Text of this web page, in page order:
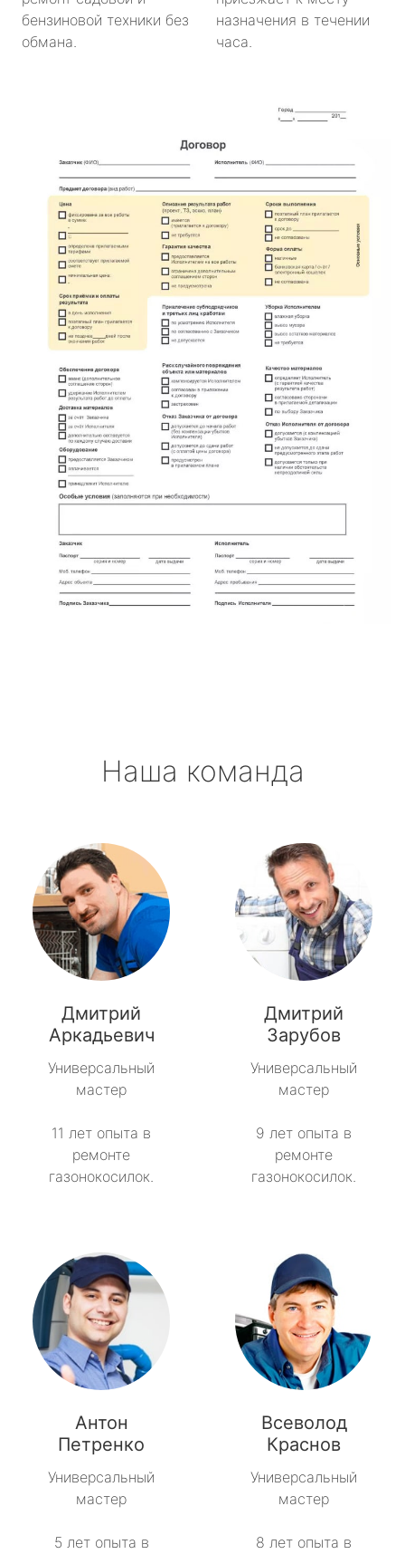
бензиновой техники без
обмана.
назначения в течении
часа.
Наша команда
Дмитрий
Аркадьевич
Универсальный
мастер
11 лет опыта в
ремонте
газонокосилок.
Дмитрий
Зарубов
Универсальный
мастер
9 лет опыта в
ремонте
газонокосилок.
Антон
Петренко
Универсальный
мастер
5 лет опыта в
Всеволод
Краснов
Универсальный
мастер
8 лет опыта в